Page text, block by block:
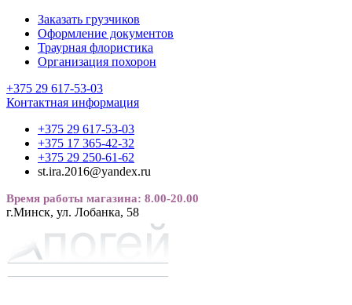
Заказать грузчиков
Оформление документов
Траурная флористика
Организация похорон
+375 29 617-53-03
Контактная информация
+375 29 617-53-03
+375 17 365-42-32
+375 29 250-61-62
st.ira.2016@yandex.ru
Время работы магазина: 8.00-20.00
г.Минск, ул. Лобанка, 58